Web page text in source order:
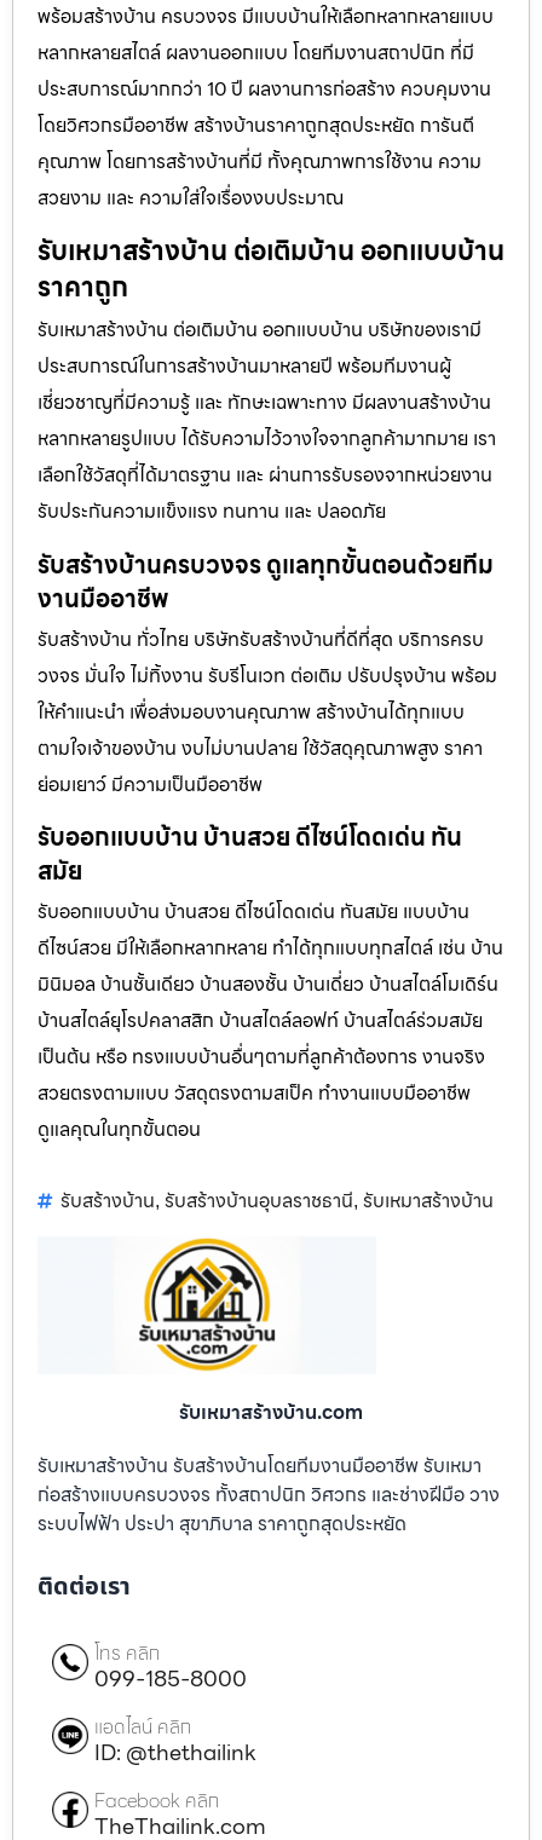
พร้อมสร้างบ้าน ครบวงจร มีแบบบ้านให้เลือกหลากหลายแบบ
หลากหลายสไตล์ ผลงานออกแบบ โดยทีมงานสถาปนิก ที่มี
ประสบการณ์มากกว่า 10 ปี ผลงานการก่อสร้าง ควบคุมงาน
โดยวิศวกรมืออาชีพ สร้างบ้านราคาถูกสุดประหยัด การันตี
คุณภาพ โดยการสร้างบ้านที่มี ทั้งคุณภาพการใช้งาน ความ
สวยงาม และ ความใส่ใจเรื่องงบประมาณ
รับเหมาสร้างบ้าน ต่อเติมบ้าน ออกแบบบ้าน
ราคาถูก
รับเหมาสร้างบ้าน ต่อเติมบ้าน ออกแบบบ้าน บริษัทของเรามี
ประสบการณ์ในการสร้างบ้านมาหลายปี พร้อมทีมงานผู้
เชี่ยวชาญที่มีความรู้ และ ทักษะเฉพาะทาง มีผลงานสร้างบ้าน
หลากหลายรูปแบบ ได้รับความไว้วางใจจากลูกค้ามากมาย เรา
เลือกใช้วัสดุที่ได้มาตรฐาน และ ผ่านการรับรองจากหน่วยงาน
รับประกันความแข็งแรง ทนทาน และ ปลอดภัย
รับสร้างบ้านครบวงจร ดูแลทุกขั้นตอนด้วยทีม
งานมืออาชีพ
รับสร้างบ้าน ทั่วไทย บริษัทรับสร้างบ้านที่ดีที่สุด บริการครบ
วงจร มั่นใจ ไม่ทิ้งงาน รับรีโนเวท ต่อเติม ปรับปรุงบ้าน พร้อม
ให้คำแนะนำ เพื่อส่งมอบงานคุณภาพ สร้างบ้านได้ทุกแบบ
ตามใจเจ้าของบ้าน งบไม่บานปลาย ใช้วัสดุคุณภาพสูง ราคา
ย่อมเยาว์ มีความเป็นมืออาชีพ
รับออกแบบบ้าน บ้านสวย ดีไซน์โดดเด่น ทัน
สมัย
รับออกแบบบ้าน บ้านสวย ดีไซน์โดดเด่น ทันสมัย แบบบ้าน
ดีไซน์สวย มีให้เลือกหลากหลาย ทำได้ทุกแบบทุกสไตล์ เช่น บ้าน
มินิมอล บ้านชั้นเดียว บ้านสองชั้น บ้านเดี่ยว บ้านสไตล์โมเดิร์น
บ้านสไตล์ยุโรปคลาสสิก บ้านสไตล์ลอฟท์ บ้านสไตล์ร่วมสมัย
เป็นต้น หรือ ทรงแบบบ้านอื่นๆตามที่ลูกค้าต้องการ งานจริง
สวยตรงตามแบบ วัสดุตรงตามสเป็ค ทำงานแบบมืออาชีพ
ดูแลคุณในทุกขั้นตอน
รับสร้างบ้าน, รับสร้างบ้านอุบลราชธานี, รับเหมาสร้างบ้าน
รับเหมาสร้างบ้าน.com
รับเหมาสร้างบ้าน รับสร้างบ้านโดยทีมงานมืออาชีพ รับเหมา
ก่อสร้างแบบครบวงจร ทั้งสถาปนิก วิศวกร และช่างฝีมือ วาง
ระบบไฟฟ้า ประปา สุขาภิบาล ราคาถูกสุดประหยัด
ติดต่อเรา
โทร คลิก
099-185-8000
แอดไลน์ คลิก
ID: @thethailink
Facebook คลิก
TheThailink.com